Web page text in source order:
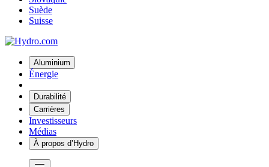
Suède
Suisse
Aluminium
Énergie
Durabilité
Carrières
Investisseurs
Médias
À propos d’Hydro